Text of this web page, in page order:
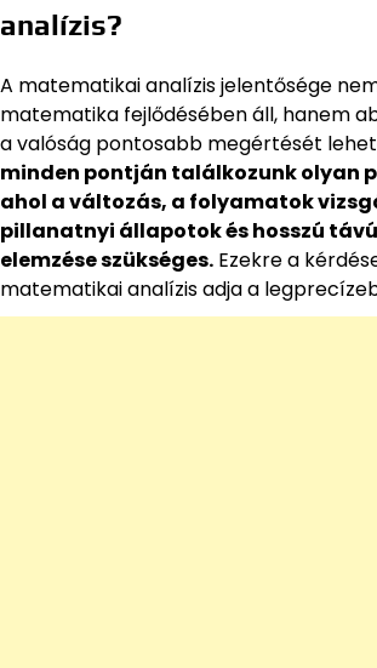
analízis?
A matematikai analízis jelentősége
matematika fejlődésében áll, hanem
a valóság pontosabb megértését
minden pontján találkozunk olyan
ahol a változás, a folyamatok
pillanatnyi állapotok és hosszú
elemzése szükséges. Ezekre a
matematikai analízis adja a